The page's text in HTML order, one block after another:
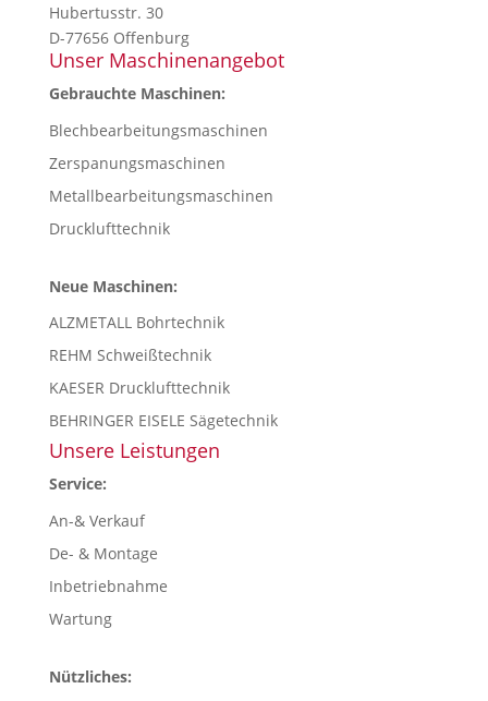
Hubertusstr. 30
D-77656 Offenburg
Unser Maschinenangebot
Gebrauchte Maschinen:
Blechbearbeitungsmaschinen
Zerspanungsmaschinen
Metallbearbeitungsmaschinen
Drucklufttechnik
Neue Maschinen:
ALZMETALL Bohrtechnik
REHM Schweißtechnik
KAESER Drucklufttechnik
BEHRINGER EISELE Sägetechnik
Unsere Leistungen
Service:
An-& Verkauf
De- & Montage
Inbetriebnahme
Wartung
Nützliches: